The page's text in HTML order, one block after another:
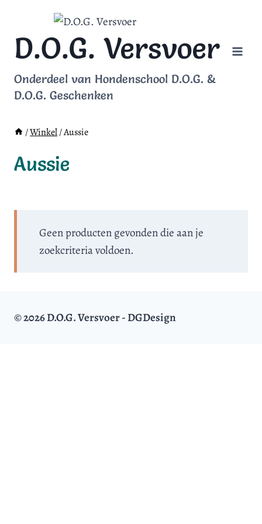
inhoudD.O.G. Versvoer
Onderdeel van Hondenschool D.O.G. &
D.O.G. Geschenken
/Winkel/Aussie
Aussie
Geen producten gevonden die aan je
zoekcriteria voldoen.
© 2026 D.O.G. Versvoer - DGDesign